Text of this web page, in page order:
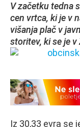
V začetku tedna
cen vrtca, ki je v
višanja plač v
storitev, ki se je
Iz 30,33 evra se